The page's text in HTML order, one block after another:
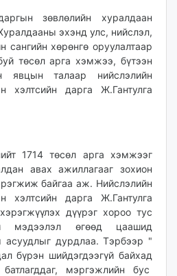
зөвлөлийн хуралдаан
эхэнд улс, нийслэл,
сангийн хөрөнгө оруулалтаар
төсөл арга хэмжээ, бүтээн
явцын талаар нийслэлийн
хэлтсийн дарга Ж.Гантулга
1714 төсөл арга хэмжээг
авах ажиллагааг зохион
байгаа аж. Нийслэлийн
хэлтсийн дарга Ж.Гантулга
дүүрэг хороо тус
мэдээлэл өгөөд цаашид
асуудлыг дурдлаа. Тэрбээр "
бүрэн шийдэгдээгүй байхад
мэргэжлийн бус